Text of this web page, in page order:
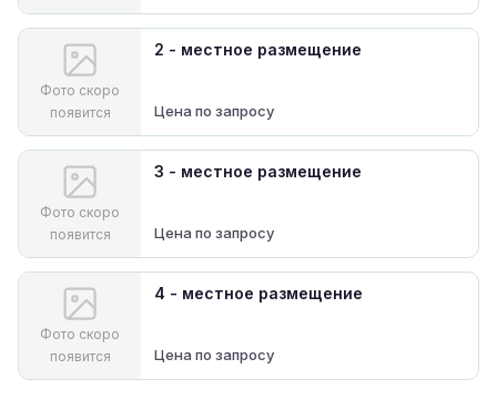
Фото скоро
появится
2 - местное размещение
Цена по запросу
Фото скоро
появится
3 - местное размещение
Цена по запросу
Фото скоро
появится
4 - местное размещение
Цена по запросу